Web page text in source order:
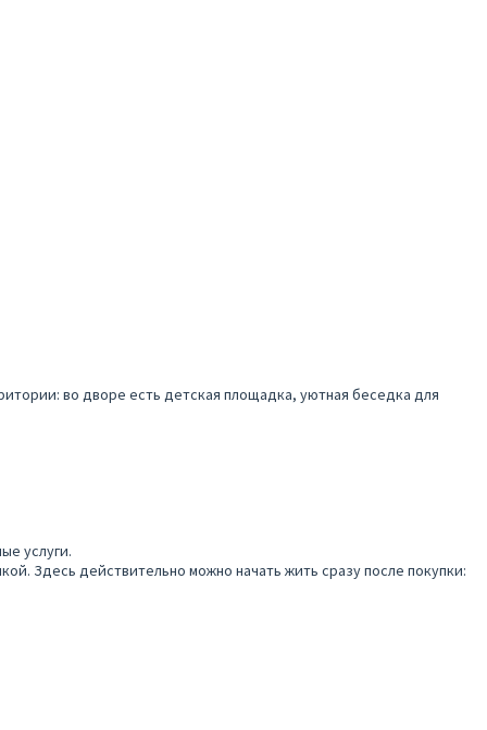
во дворе есть детская площадка, уютная беседка для
услуги.
Здесь действительно можно начать жить сразу после покупки: